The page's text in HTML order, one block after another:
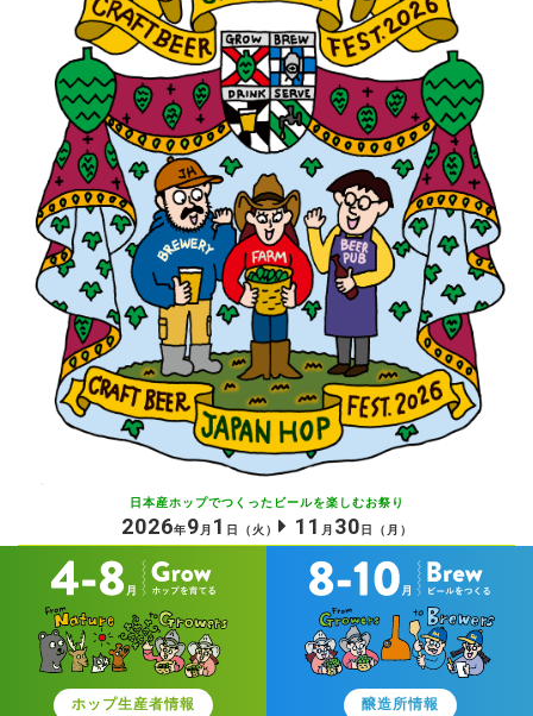
日本産ホップでつくったビールを楽しむお祭り
2026年9 月 1 日 （火） 11 月 30 日 （月）
ホップ生産者情報 醸造所情報